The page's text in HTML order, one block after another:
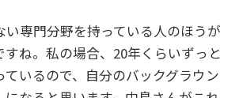
い専門分野を持っている人のほうが
すね。私の場合、20年くらいずっと
ているので、自分のバックグラウン